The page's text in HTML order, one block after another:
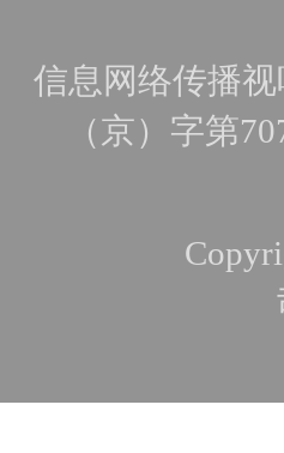
信息网络传播
（京）字第